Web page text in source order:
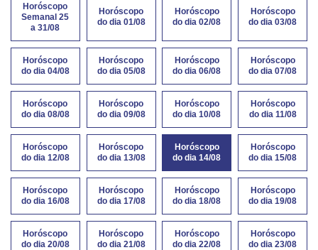
Horóscopo
Semanal 25
a 31/08
Horóscopo
do dia 01/08
Horóscopo
do dia 02/08
Horóscopo
do dia 03/08
Horóscopo
do dia 04/08
Horóscopo
do dia 05/08
Horóscopo
do dia 06/08
Horóscopo
do dia 07/08
Horóscopo
do dia 08/08
Horóscopo
do dia 09/08
Horóscopo
do dia 10/08
Horóscopo
do dia 11/08
Horóscopo
do dia 12/08
Horóscopo
do dia 13/08
Horóscopo
do dia 14/08
Horóscopo
do dia 15/08
Horóscopo
do dia 16/08
Horóscopo
do dia 17/08
Horóscopo
do dia 18/08
Horóscopo
do dia 19/08
Horóscopo
do dia 20/08
Horóscopo
do dia 21/08
Horóscopo
do dia 22/08
Horóscopo
do dia 23/08